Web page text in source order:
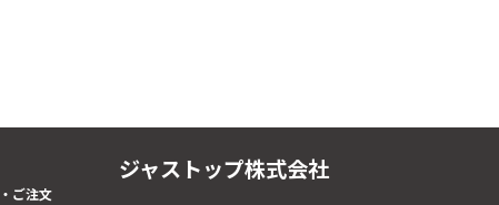
ご注文
ジャストップ株式会社